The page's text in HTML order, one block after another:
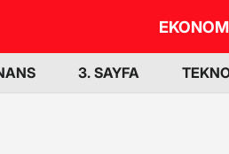
3. SAYFA